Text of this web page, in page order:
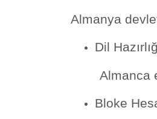
Almanya
Dil
Almanca
Bloke